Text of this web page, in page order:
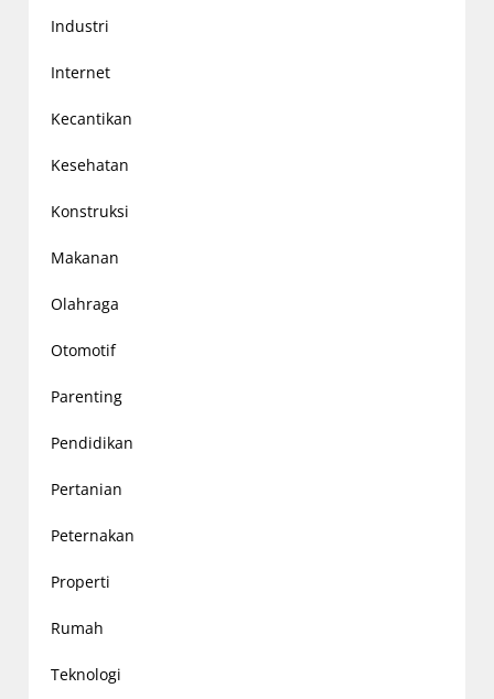
Industri
Internet
Kecantikan
Kesehatan
Konstruksi
Makanan
Olahraga
Otomotif
Parenting
Pendidikan
Pertanian
Peternakan
Properti
Rumah
Teknologi